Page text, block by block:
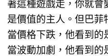
著這種遊戲走，你就會
是價值的主人。但巴菲
當價格下跌，他看到的
當波動加劇，他看到的